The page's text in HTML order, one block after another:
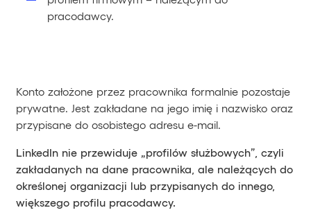
pracodawcy.
Konto założone przez pracownika formalnie pozostaje
prywatne. Jest zakładane na jego imię i nazwisko oraz
przypisane do osobistego adresu e-mail.
LinkedIn nie przewiduje „profilów służbowych”, czyli
zakładanych na dane pracownika, ale należących do
określonej organizacji lub przypisanych do innego,
większego profilu pracodawcy.